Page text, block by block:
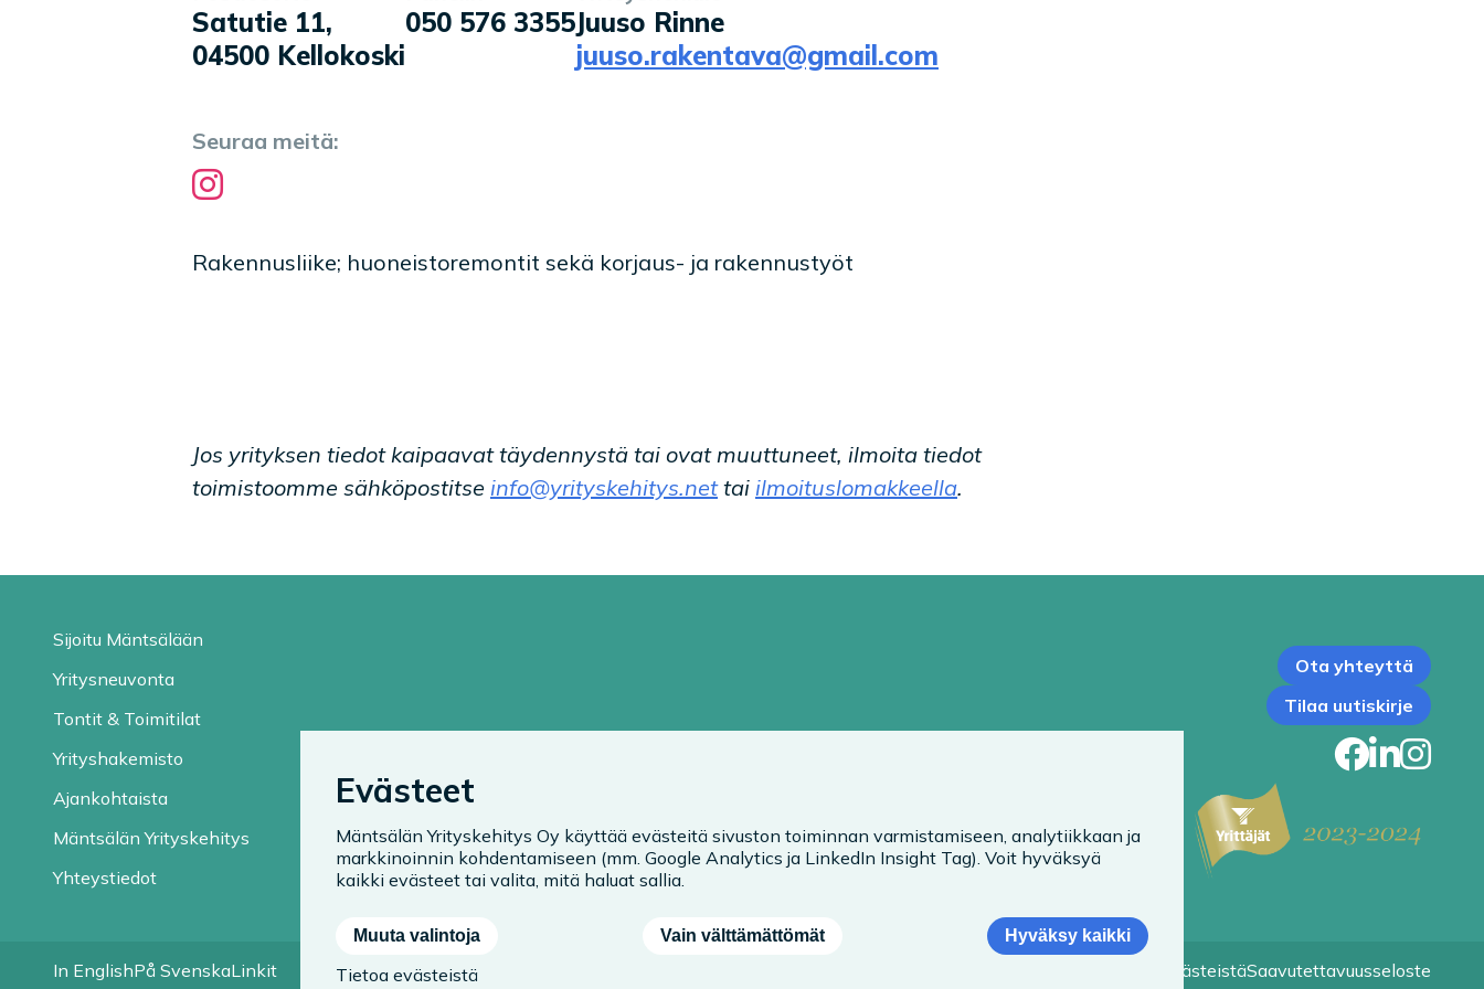
Satutie 11,
04500 Kellokoski
050 576 3355Juuso Rinne
juuso.rakentava@gmail.com
Seuraa meitä:
Instagram
Rakennusliike; huoneistoremontit sekä korjaus- ja rakennustyöt
Jos yrityksen tiedot kaipaavat täydennystä tai ovat muuttuneet, ilmoita tiedot
toimistoomme sähköpostitse info@yrityskehitys.nettai ilmoituslomakkeella.
Sijoitu Mäntsälään
Yritysneuvonta
Tontit & Toimitilat
Yrityshakemisto
Ajankohtaista
Mäntsälän Yrityskehitys
Yhteystiedot
Ota yhteyttä
Tilaa uutiskirje
In EnglishPå SvenskaLinkit Tietoa evästeistäSaavutettavuusseloste
Evästeet
Mäntsälän Yrityskehitys Oy käyttää evästeitä sivuston toiminnan varmistamiseen, analytiikkaan ja
markkinoinnin kohdentamiseen (mm. Google Analytics ja LinkedIn Insight Tag). Voit hyväksyä
kaikki evästeet tai valita, mitä haluat sallia.
Muuta valintoja Vain välttämättömät Hyväksy kaikki
Tietoa evästeistä